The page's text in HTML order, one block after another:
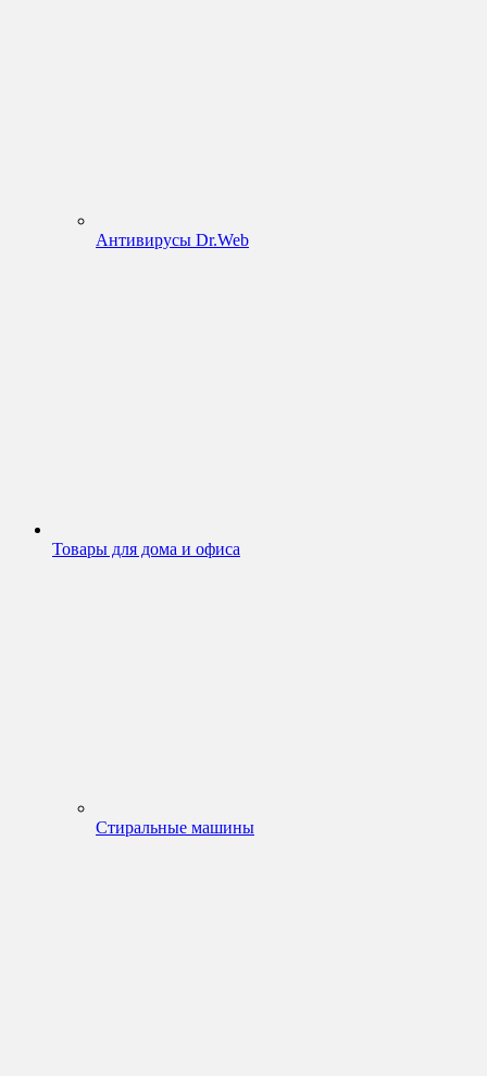
Антивирусы Dr.Web
Товары для дома и офиса
Стиральные машины